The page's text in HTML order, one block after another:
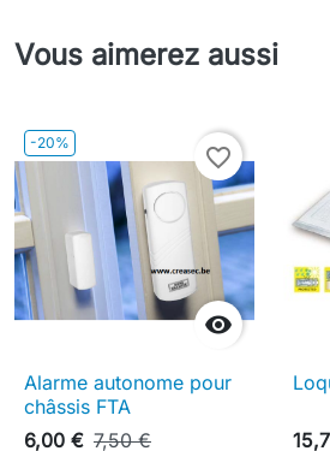
Vous aimerez aussi
-20%

favorite_border
Alarme autonome pour
châssis FTA
6,00 € 7,50 €